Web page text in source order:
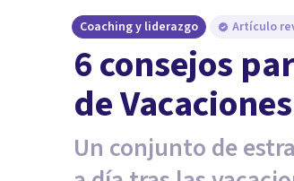
Coaching y liderazgo Artículo
6 consejos
de Vacaciones
Un conjunto de